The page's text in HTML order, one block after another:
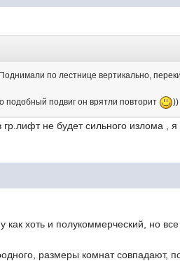
по лестнице вертикально,
подобный подвиг он врятли повторит
))
не будет сильного излома ,
хоть и полукоммерческий, но
размеры комнат совпадают,